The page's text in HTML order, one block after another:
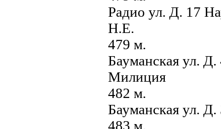
Радио ул. Д. 17
Н.Е.
479 м.
Бауманская ул.
Милиция
482 м.
Бауманская ул.
483 м.